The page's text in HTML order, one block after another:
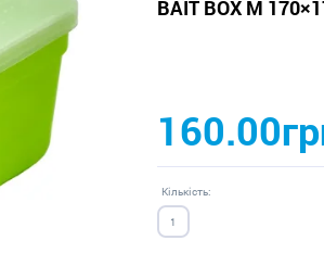
BAIT BOX M
Кількість: